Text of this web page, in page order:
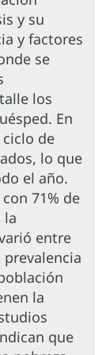
y su
y factores
se
los
En
de
lo que
el año.
71% de
la
entre
prevalencia
la
que